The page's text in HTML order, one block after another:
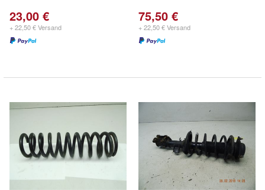
23,00 €
+ 22,50 € Versand
75,50 €
+ 22,50 € Versand